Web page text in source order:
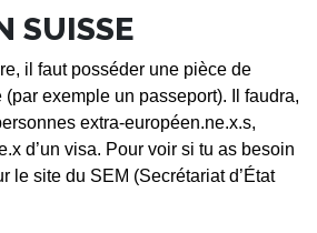
SUISSE
il faut posséder une pièce de
(par exemple un passeport). Il faudra,
extra-européen.ne.x.s,
d’un visa. Pour voir si tu as besoin
le site du SEM (Secrétariat d’État